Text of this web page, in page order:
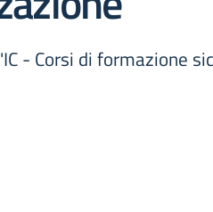
- Corsi di formazione